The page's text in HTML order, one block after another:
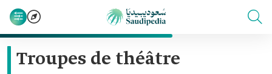
Troupes de théâtre